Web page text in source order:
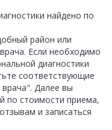
найдено по
район или
Если необходимо
диагностики
соответствующие
Далее вы
по стоимости приема,
и записаться